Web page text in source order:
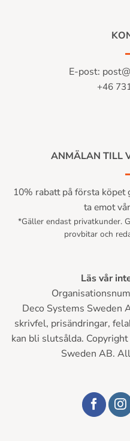
E-post:
+46
ANMÄLAN TILL
10% rabatt på första
ta emot
*Gäller endast privatkunder.
provbitar och
Läs vår
Deco Systems Sweden
skrivfel, prisändringar,
kan bli slutsålda.
Sweden AB.